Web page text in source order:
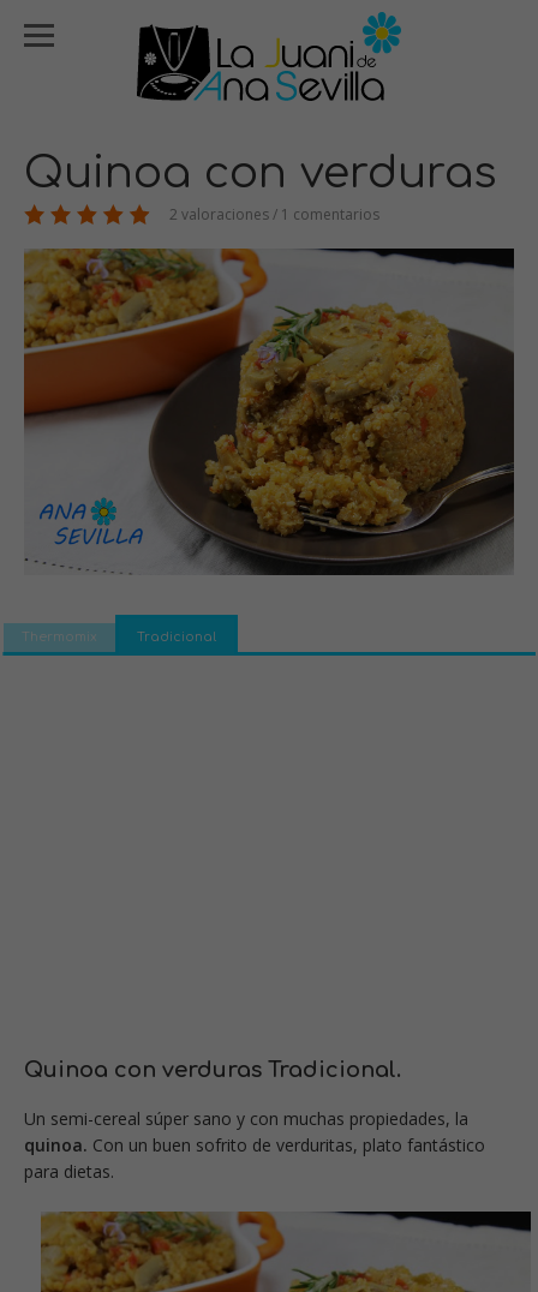
Quinoa con verduras
2 valoraciones / 1 comentarios
Thermomix Tradicional
Quinoa con verduras Tradicional.
Un semi-cereal súper sano y con muchas propiedades, la
quinoa. Con un buen sofrito de verduritas, plato fantástico
para dietas.